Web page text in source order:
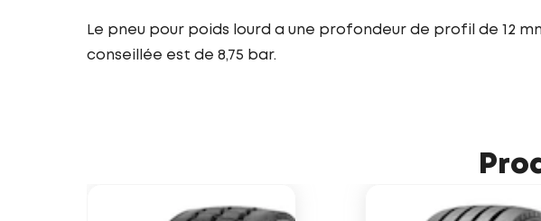
Le pneu pour poids lourd a une profondeur de profil de 12
conseillée est de 8,75 bar.